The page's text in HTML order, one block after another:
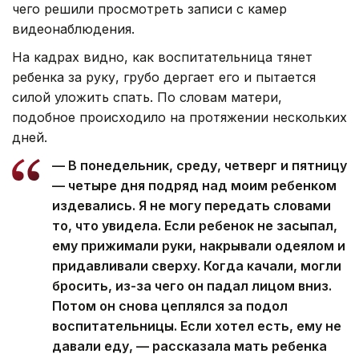
чего решили просмотреть записи с камер
видеонаблюдения.
На кадрах видно, как воспитательница тянет
ребенка за руку, грубо дергает его и пытается
силой уложить спать. По словам матери,
подобное происходило на протяжении нескольких
дней.
— В понедельник, среду, четверг и пятницу
— четыре дня подряд над моим ребенком
издевались. Я не могу передать словами
то, что увидела. Если ребенок не засыпал,
ему прижимали руки, накрывали одеялом и
придавливали сверху. Когда качали, могли
бросить, из-за чего он падал лицом вниз.
Потом он снова цеплялся за подол
воспитательницы. Если хотел есть, ему не
давали еду, — рассказала мать ребенка